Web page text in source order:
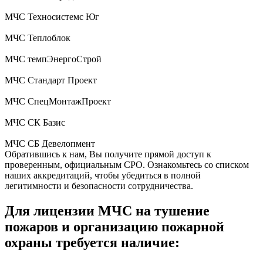
МЧС Техносистемс Юг
МЧС Теплоблок
МЧС темпЭнергоСтрой
МЧС Стандарт Проект
МЧС СпецМонтажПроект
МЧС СК Базис
МЧС СБ Девелопмент
Обратившись к нам, Вы получите прямой доступ к
проверенным, официальным СРО. Ознакомьтесь со списком
наших аккредитаций, чтобы убедиться в полной
легитимности и безопасности сотрудничества.
Для лицензии МЧС на тушение
пожаров и организацию пожарной
охраны требуется наличие: